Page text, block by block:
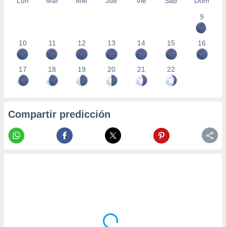
9
10 11 12 13 14 15 16
17 18 19 20 21 22
Compartir predicción